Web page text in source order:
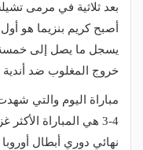
بعد ثلاثية في مرمى
أصبح كريم بنزيما هو
يسجل ما يصل إلى
خروج المغلوب ضد
مباراة اليوم والتي
4-3 هي المباراة